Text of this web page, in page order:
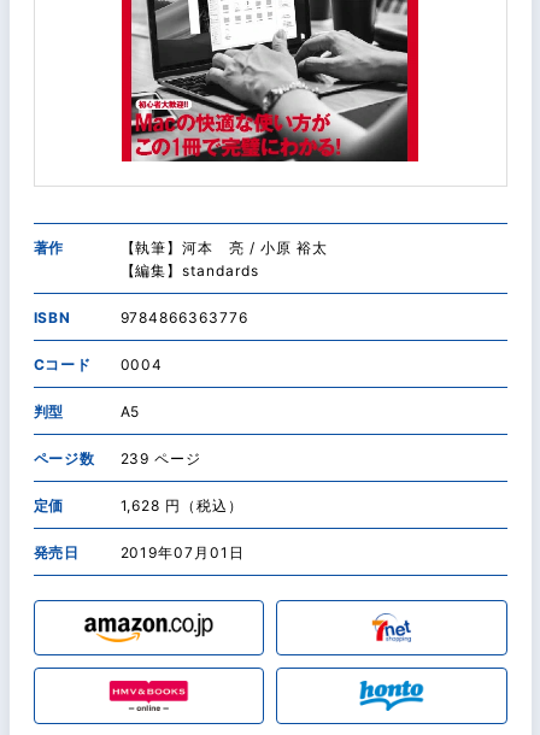
著作
【執筆】河本 亮 / 小原 裕太
【編集】standards
ISBN 9784866363776
Cコード 0004
判型 A5
ページ数 239 ページ
定価 1,628 円（税込）
発売日 2019年07月01日